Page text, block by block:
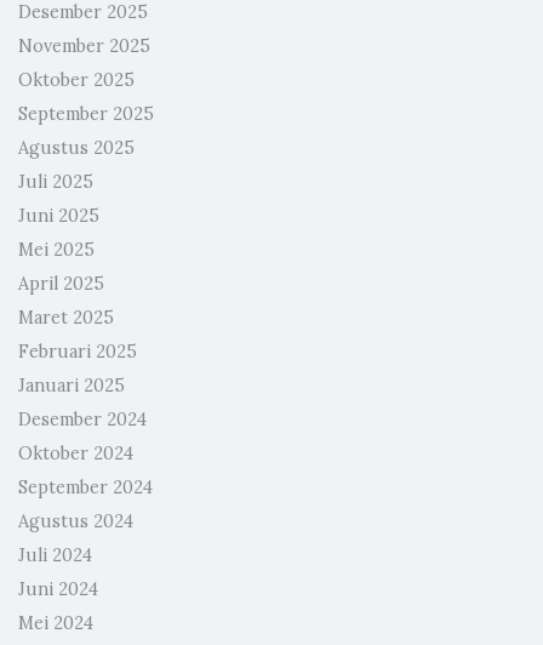
Desember 2025
November 2025
Oktober 2025
September 2025
Agustus 2025
Juli 2025
Juni 2025
Mei 2025
April 2025
Maret 2025
Februari 2025
Januari 2025
Desember 2024
Oktober 2024
September 2024
Agustus 2024
Juli 2024
Juni 2024
Mei 2024